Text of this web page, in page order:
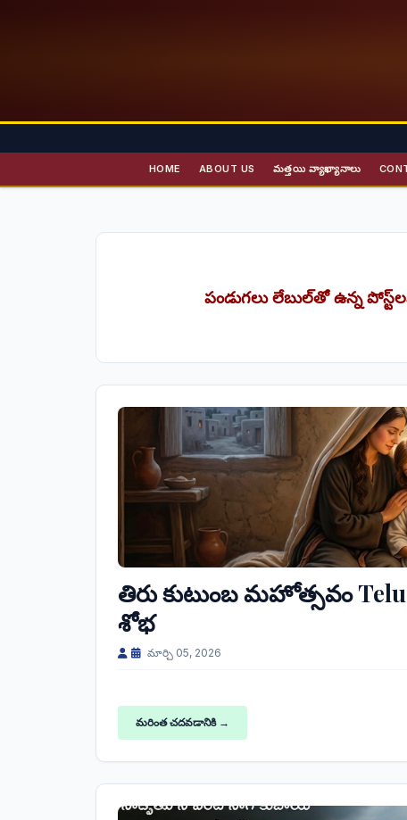
HOME ABOUT US మత్తయి వ్యాఖ్యానాలు
పండుగలులేబుల్‌తో ఉన్న
తిరు కుటుంబ మహోత్సవం
శోభ
మార్చి 05, 2026
మరింత చదవడానికి →